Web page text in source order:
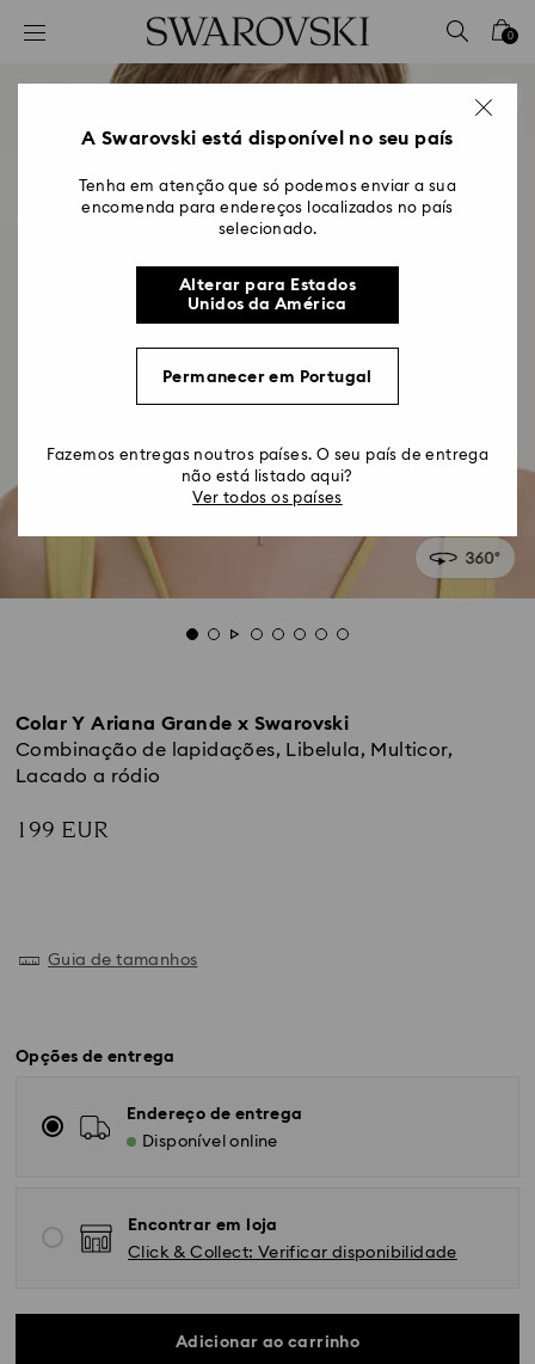
Accesskeys list
0 - Cabeçalho
2 - Rodapé
0
Colar Y Ariana Grande x Swarovski
Combinação de lapidações, Libelula, Multicor,
Lacado a ródio
199 EUR
Guia de tamanhos
Opções de entrega
Endereço de entrega
Disponível online
Encontrar em loja
Click & Collect: Verificar disponibilidade
Adicionar ao carrinho
A Swarovski está disponível no seu país
Tenha em atenção que só podemos enviar a sua
encomenda para endereços localizados no país
selecionado.
Alterar para Estados
Unidos da América
Permanecer em Portugal
Fazemos entregas noutros países. O seu país de entrega
não está listado aqui?
Ver todos os países